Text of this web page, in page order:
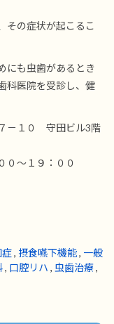
その症状が起こるこ
にも虫歯があるとき
科医院を受診し、健
－１０ 守田ビル3階
～１９：００
症, 摂食嚥下機能, 一般
, 口腔リハ , 虫歯治療,